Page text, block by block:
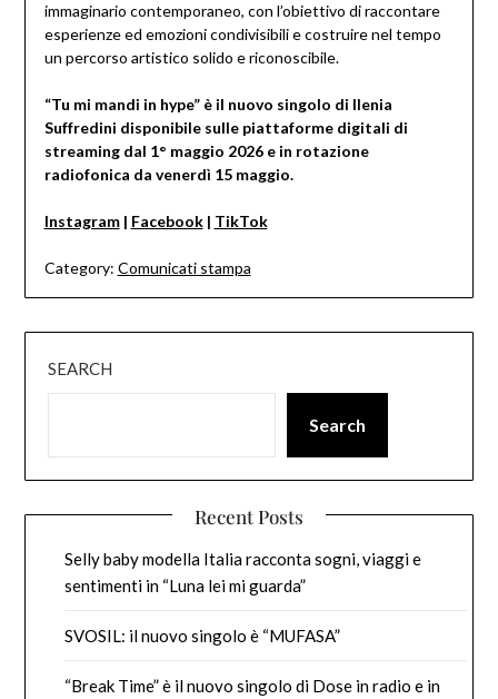
immaginario contemporaneo, con l’obiettivo di raccontare
esperienze ed emozioni condivisibili e costruire nel tempo
un percorso artistico solido e riconoscibile.
“Tu mi mandi in hype” è il nuovo singolo di Ilenia
Suffredini disponibile sulle piattaforme digitali di
streaming dal 1° maggio 2026 e in rotazione
radiofonica da venerdì 15 maggio.
Instagram| Facebook| TikTok
Category: Comunicati stampa
SEARCH
Search
Recent Posts
Selly baby modella Italia racconta sogni, viaggi e
sentimenti in “Luna lei mi guarda”
SVOSIL: il nuovo singolo è “MUFASA”
“Break Time” è il nuovo singolo di Dose in radio e in